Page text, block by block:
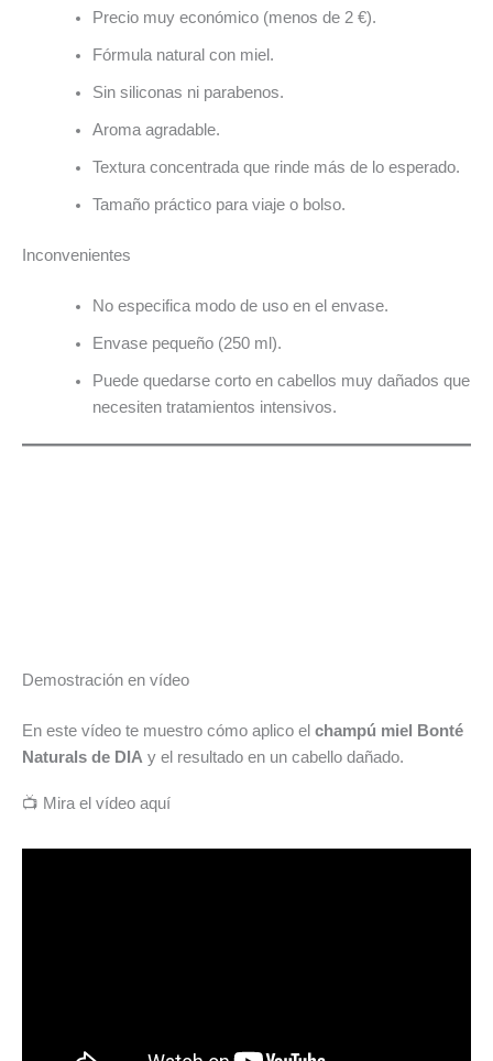
Precio muy económico (menos de 2 €).
Fórmula natural con miel.
Sin siliconas ni parabenos.
Aroma agradable.
Textura concentrada que rinde más de lo esperado.
Tamaño práctico para viaje o bolso.
Inconvenientes
No especifica modo de uso en el envase.
Envase pequeño (250 ml).
Puede quedarse corto en cabellos muy dañados que
necesiten tratamientos intensivos.
Demostración en vídeo
En este vídeo te muestro cómo aplico el champú miel Bonté
Naturals de DIA y el resultado en un cabello dañado.
📺 Mira el vídeo aquí